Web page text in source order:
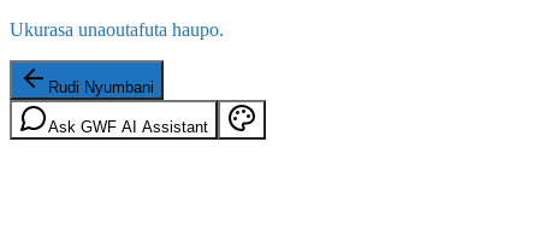
Ukurasa unaoutafuta haupo.
Rudi Nyumbani
Ask GWF AI Assistant